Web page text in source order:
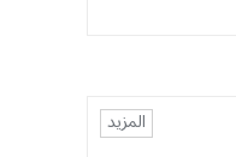
المزيد